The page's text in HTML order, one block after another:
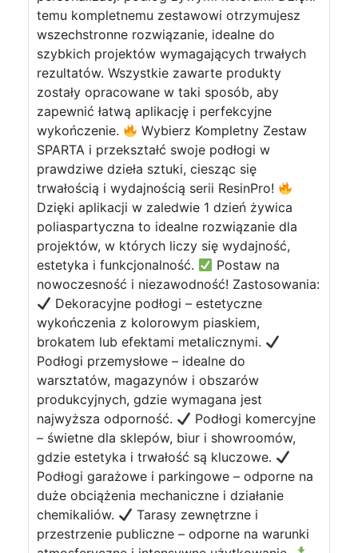
temu kompletnemu zestawowi otrzymujesz
wszechstronne rozwiązanie, idealne do
szybkich projektów wymagających trwałych
rezultatów. Wszystkie zawarte produkty
zostały opracowane w taki sposób, aby
zapewnić łatwą aplikację i perfekcyjne
wykończenie.
Wybierz Kompletny Zestaw
SPARTA i przekształć swoje podłogi w
prawdziwe dzieła sztuki, ciesząc się
trwałością i wydajnością serii ResinPro!
Dzięki aplikacji w zaledwie 1 dzień żywica
poliaspartyczna to idealne rozwiązanie dla
projektów, w których liczy się wydajność,
estetyka i funkcjonalność.
Postaw na
nowoczesność i niezawodność! Zastosowania:
Dekoracyjne podłogi – estetyczne
wykończenia z kolorowym piaskiem,
brokatem lub efektami metalicznymi.
Podłogi przemysłowe – idealne do
warsztatów, magazynów i obszarów
produkcyjnych, gdzie wymagana jest
najwyższa odporność.
Podłogi komercyjne
– świetne dla sklepów, biur i showroomów,
gdzie estetyka i trwałość są kluczowe.
Podłogi garażowe i parkingowe – odporne na
duże obciążenia mechaniczne i działanie
chemikaliów.
Tarasy zewnętrzne i
przestrzenie publiczne – odporne na warunki